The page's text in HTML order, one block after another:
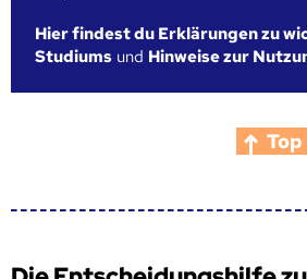
Hier findest du Erklärungen zu
Studiums und Hinweise zur
Top